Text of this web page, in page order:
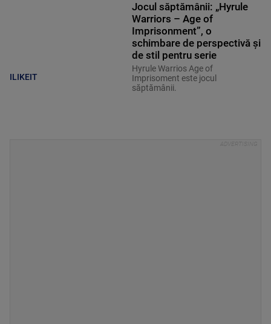
ILIKEIT
Jocul săptămânii: „Hyrule
Warriors – Age of
Imprisonment”, o
schimbare de perspectivă și
de stil pentru serie
Hyrule Warrios Age of
Imprisoment este jocul
săptămânii.